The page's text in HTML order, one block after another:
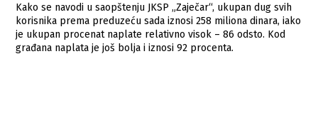
Kako se navodi u saopštenju JKSP „Zaječar“, ukupan dug svih
korisnika prema preduzeću sada iznosi 258 miliona dinara, iako
je ukupan procenat naplate relativno visok – 86 odsto. Kod
građana naplata je još bolja i iznosi 92 procenta.